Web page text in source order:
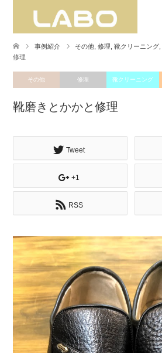
事例紹介 その他 修理 靴クリーニング
修理
その他 修理 靴クリーニング
靴磨きとかかと修理
Tweet
+1
RSS